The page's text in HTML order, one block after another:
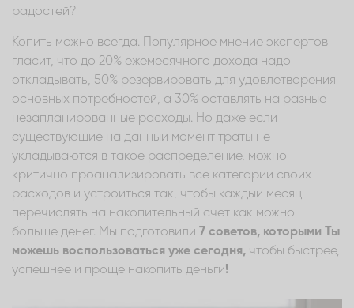
радостей?
Копить можно всегда. Популярное мнение экспертов
гласит, что до 20% ежемесячного дохода надо
откладывать, 50% резервировать для удовлетворения
основных потребностей, а 30% оставлять на разные
незапланированные расходы. Но даже если
существующие на данный момент траты не
укладываются в такое распределение, можно
критично проанализировать все категории своих
расходов и устроиться так, чтобы каждый месяц
перечислять на накопительный счет как можно
больше денег. Мы подготовили 7 советов, которыми Ты
можешь воспользоваться уже сегодня, чтобы быстрее,
успешнее и проще накопить деньги!